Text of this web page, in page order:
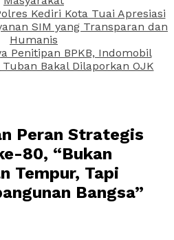
Kediri Kota Tuai Apresiasi
SIM yang Transparan dan
Humanis
Penitipan BPKB, Indomobil
Bakal Dilaporkan OJK
Peran Strategis
80, “Bukan
Tempur, Tapi
Bangsa”